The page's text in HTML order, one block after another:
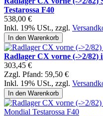
Testarossa F40
538,00 €
Inkl. 19% USt., zzgl.
In den Warenkorb
Radlager CX vorne (->2/82)
303,45 €
Zzgl. Pfand: 59,50 €
Inkl. 19% USt., zzgl.
In den Warenkorb